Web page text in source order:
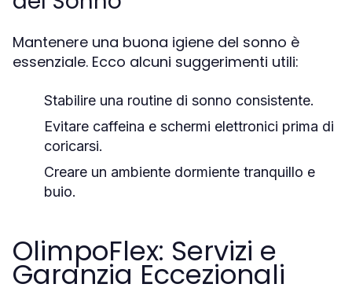
Mantenere una buona igiene del sonno è
essenziale. Ecco alcuni suggerimenti utili:
Stabilire una routine di sonno consistente.
Evitare caffeina e schermi elettronici prima di
coricarsi.
Creare un ambiente dormiente tranquillo e
buio.
OlimpoFlex: Servizi e
Garanzia Eccezionali